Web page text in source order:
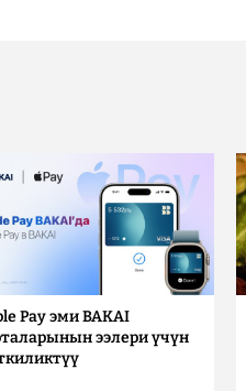
Pay эми BAKAI
ээлери үчүн